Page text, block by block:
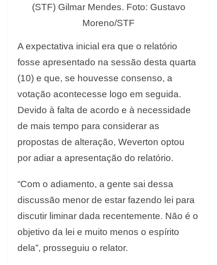
(STF) Gilmar Mendes. Foto: Gustavo
Moreno/STF
A expectativa inicial era que o relatório
fosse apresentado na sessão desta quarta
(10) e que, se houvesse consenso, a
votação acontecesse logo em seguida.
Devido à falta de acordo e à necessidade
de mais tempo para considerar as
propostas de alteração, Weverton optou
por adiar a apresentação do relatório.
“Com o adiamento, a gente sai dessa
discussão menor de estar fazendo lei para
discutir liminar dada recentemente. Não é o
objetivo da lei e muito menos o espírito
dela”, prosseguiu o relator.